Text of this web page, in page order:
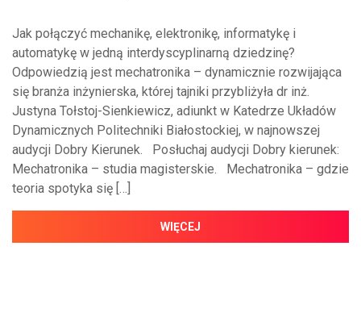
Jak połączyć mechanikę, elektronikę, informatykę i
automatykę w jedną interdyscyplinarną dziedzinę?
Odpowiedzią jest mechatronika – dynamicznie rozwijająca
się branża inżynierska, której tajniki przybliżyła dr inż.
Justyna Tołstoj-Sienkiewicz, adiunkt w Katedrze Układów
Dynamicznych Politechniki Białostockiej, w najnowszej
audycji Dobry Kierunek. Posłuchaj audycji Dobry kierunek:
Mechatronika – studia magisterskie. Mechatronika – gdzie
teoria spotyka się […]
WIĘCEJ